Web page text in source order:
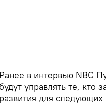
Ранее в интервью NBC
будут управлять те, кто
развития для следующих